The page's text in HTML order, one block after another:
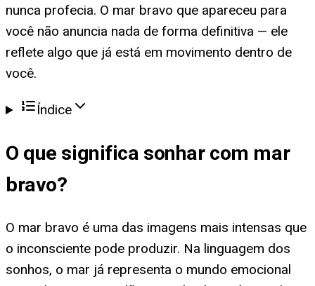
nunca profecia. O mar bravo que apareceu para
você não anuncia nada de forma definitiva — ele
reflete algo que já está em movimento dentro de
você.
Índice
O que significa sonhar com mar
bravo?
O mar bravo é uma das imagens mais intensas que
o inconsciente pode produzir. Na linguagem dos
sonhos, o mar já representa o mundo emocional